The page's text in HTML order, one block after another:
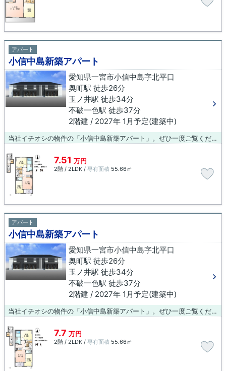
アパート
小信中島新築アパート
愛知県一宮市小信中島字北平口
奥町駅 徒歩26分
玉ノ井駅 徒歩34分
不破一色駅 徒歩37分
2階建 / 2027年 1月予定(建築中)
当社イチオシの物件の「小信中島新築アパート」。ぜひ一度ご覧ください。こちらの物件はアパートです。物件を選ぶことは、単純なものではありません。住まいは人生を変えるかもしれない大事な要素なのです。納得の住まい選びを実現させましょう。
7.51 万円
2階 / 2LDK / 専有面積 55.66㎡
アパート
小信中島新築アパート
愛知県一宮市小信中島字北平口
奥町駅 徒歩26分
玉ノ井駅 徒歩34分
不破一色駅 徒歩37分
2階建 / 2027年 1月予定(建築中)
当社イチオシの物件の「小信中島新築アパート」。ぜひ一度ご覧ください。設備も充実していて住みやすい、魅力が詰まったアパートです。住まい探しの際には、実際に住んでみた時のことを想像しながら進めていくことが大事です。より良い住まいをご提供致します。
7.7 万円
2階 / 2LDK / 専有面積 55.66㎡